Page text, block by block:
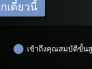
เดี๋ยวนี้
เข้าถึงคุณสมบัติขั้น